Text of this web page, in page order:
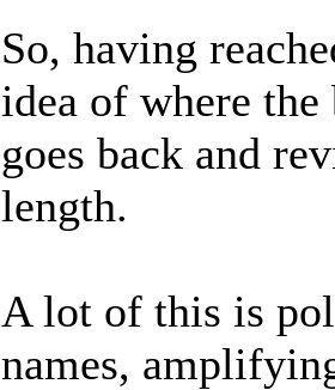
So, having
idea of where
goes back and
length.
A lot of this is
names,